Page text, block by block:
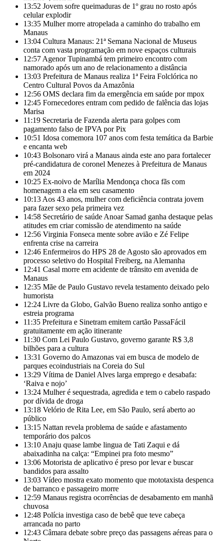
13:52 Jovem sofre queimaduras de 1º grau no rosto após
celular explodir
13:35 Mulher morre atropelada a caminho do trabalho em
Manaus
13:04 Cultura Manaus: 21ª Semana Nacional de Museus
conta com vasta programação em nove espaços culturais
12:57 Agenor Tupinambá tem primeiro encontro com
namorado após um ano de relacionamento a distância
13:03 Prefeitura de Manaus realiza 1ª Feira Folclórica no
Centro Cultural Povos da Amazônia
12:56 OMS declara fim da emergência em saúde por mpox
12:45 Fornecedores entram com pedido de falência das lojas
Marisa
11:19 Secretaria de Fazenda alerta para golpes com
pagamento falso de IPVA por Pix
10:51 Idosa comemora 107 anos com festa temática da Barbie
e encanta web
10:43 Bolsonaro virá a Manaus ainda este ano para fortalecer
pré-candidatura de coronel Menezes à Prefeitura de Manaus
em 2024
10:25 Ex-noivo de Marília Mendonça choca fãs com
homenagem a ela em seu casamento
10:13 Aos 43 anos, mulher com deficiência contrata jovem
para fazer sexo pela primeira vez
14:58 Secretário de saúde Anoar Samad ganha destaque pelas
atitudes em criar comissão de atendimento na saúde
12:56 Virginia Fonseca mente sobre avião e Zé Felipe
enfrenta crise na carreira
12:46 Enfermeiros do HPS 28 de Agosto são aprovados em
processo seletivo do Hospital Freiberg, na Alemanha
12:41 Casal morre em acidente de trânsito em avenida de
Manaus
12:35 Mãe de Paulo Gustavo revela testamento deixado pelo
humorista
12:24 Livre da Globo, Galvão Bueno realiza sonho antigo e
estreia programa
11:35 Prefeitura e Sinetram emitem cartão PassaFácil
gratuitamente em ação itinerante
11:30 Com Lei Paulo Gustavo, governo garante R$ 3,8
bilhões para a cultura
13:31 Governo do Amazonas vai em busca de modelo de
parques ecoindustriais na Coreia do Sul
13:29 Vítima de Daniel Alves larga emprego e desabafa:
‘Raiva e nojo’
13:24 Mulher é sequestrada, agredida e tem o cabelo raspado
por dívida de droga
13:18 Velório de Rita Lee, em São Paulo, será aberto ao
público
13:15 Nattan revela problema de saúde e afastamento
temporário dos palcos
13:10 Anaju quase lambe lingua de Tati Zaqui e dá
abaixadinha na calça: “Empinei pra foto mesmo”
13:06 Motorista de aplicativo é preso por levar e buscar
bandidos para assalto
13:03 Vídeo mostra exato momento que mototaxista despenca
de barranco e passageiro morre
12:59 Manaus registra ocorrências de desabamento em manhã
chuvosa
12:48 Polícia investiga caso de bebê que teve cabeça
arrancada no parto
12:43 Câmara debate sobre preço das passagens aéreas para o